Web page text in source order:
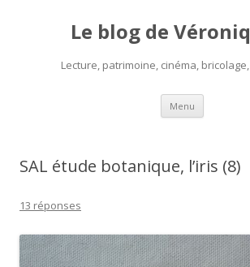
Le blog de
Lecture, patrimoine, cinéma,
Menu Aller
contenu
SAL étude botanique, l’iris (8)
13 réponses